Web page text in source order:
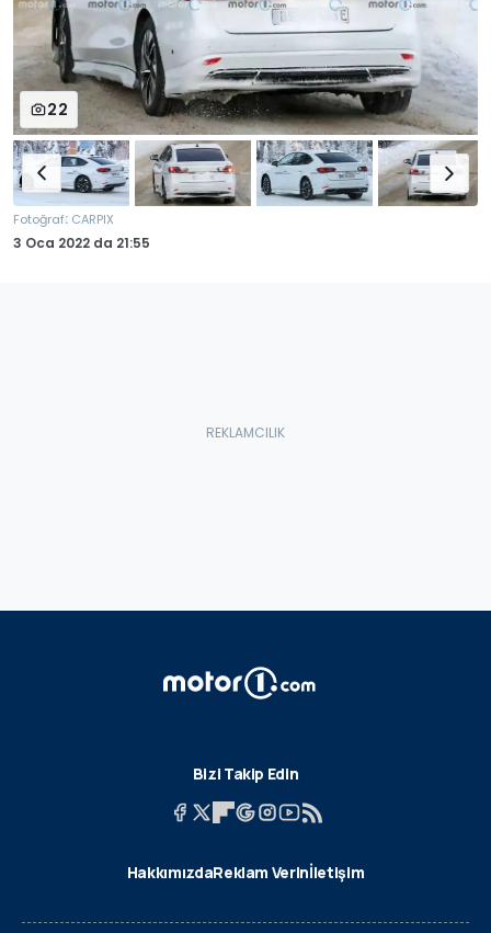
22
Fotoğraf: CARPIX
3 Oca 2022 da 21:55
Bizi Takip Edin
HakkımızdaReklam Verinİletişim